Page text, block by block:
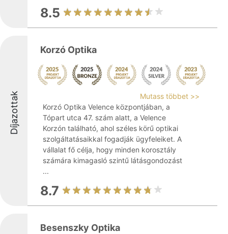
8.5
Díjazottak
Korzó Optika
Mutass többet >>
Korzó Optika Velence központjában, a
Tópart utca 47. szám alatt, a Velence
Korzón található, ahol széles körű optikai
szolgáltatásaikkal fogadják ügyfeleiket. A
vállalat fő célja, hogy minden korosztály
számára kimagasló szintű látásgondozást
...
8.7
Besenszky Optika